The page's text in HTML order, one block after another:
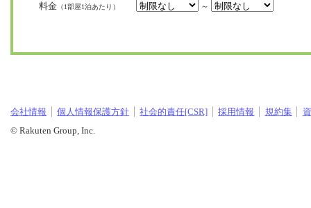
料金 （1部屋1泊あたり） ～
会社情報 個人情報保護方針 社会的責任[CSR] 採用情報 規約集
© Rakuten Group, Inc.